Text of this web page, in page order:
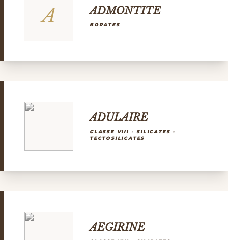
A ADMONTITE
BORATES
ADULAIRE
CLASSE VIII - SILICATES -
TECTOSILICATES
AEGIRINE